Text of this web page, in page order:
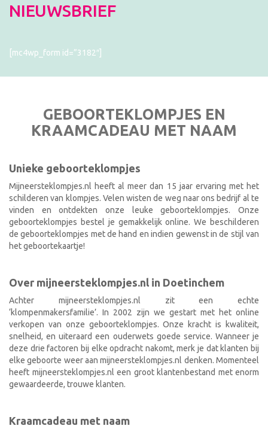
NIEUWSBRIEF
[mc4wp_form id=”3182″]
GEBOORTEKLOMPJES EN
KRAAMCADEAU MET NAAM
Unieke geboorteklompjes
Mijneersteklompjes.nl heeft al meer dan 15 jaar ervaring met het
schilderen van klompjes. Velen wisten de weg naar ons bedrijf al te
vinden en ontdekten onze leuke geboorteklompjes. Onze
geboorteklompjes bestel je gemakkelijk online. We beschilderen
de geboorteklompjes met de hand en indien gewenst in de stijl van
het geboortekaartje!
Over mijneersteklompjes.nl in Doetinchem
Achter mijneersteklompjes.nl zit een echte
‘klompenmakersfamilie’. In 2002 zijn we gestart met het online
verkopen van onze geboorteklompjes. Onze kracht is kwaliteit,
snelheid, en uiteraard een ouderwets goede service. Wanneer je
deze drie factoren bij elke opdracht nakomt, merk je dat klanten bij
elke geboorte weer aan mijneersteklompjes.nl denken. Momenteel
heeft mijneersteklompjes.nl een groot klantenbestand met enorm
gewaardeerde, trouwe klanten.
Kraamcadeau met naam